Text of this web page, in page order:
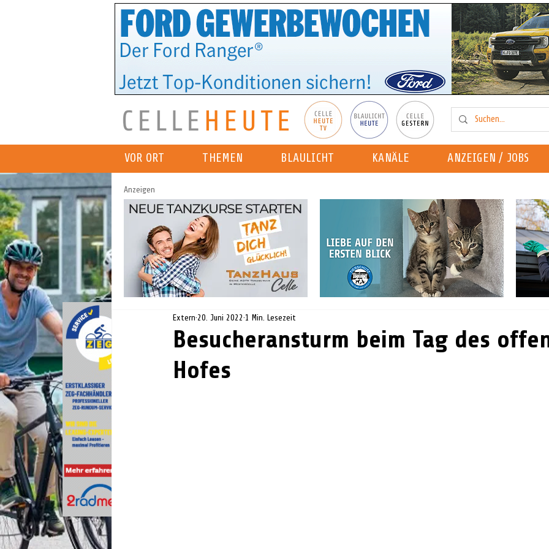
VOR ORT THEMEN BLAULICHT KANÄLE ANZEIGEN / JOBS
Anzeigen
Besucheransturm beim Tag des
Hofes
Extern 20. Juni 2022 1 Min. Lesezeit